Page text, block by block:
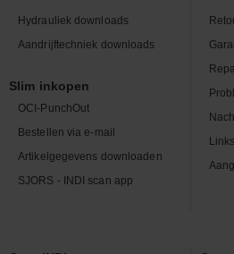
Hydrauliek downloads
Aandrijftechniek downloads
Slim inkopen
OCI-PunchOut
Bestellen via e-mail
Artikelgegevens downloaden
SJORS - INDI scan app